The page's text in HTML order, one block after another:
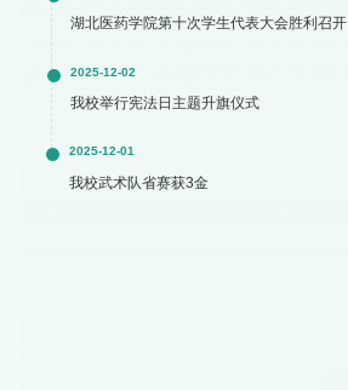
湖北医药学院第十次学生代表大会胜利召开
2025-12-02
我校举行宪法日主题升旗仪式
2025-12-01
我校武术队省赛获3金